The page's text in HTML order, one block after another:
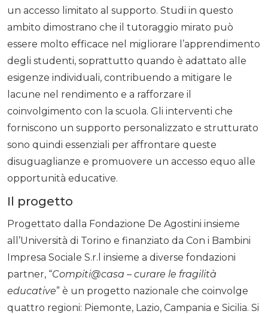
un accesso limitato al supporto. Studi in questo
ambito dimostrano che il tutoraggio mirato può
essere molto efficace nel migliorare l’apprendimento
degli studenti, soprattutto quando è adattato alle
esigenze individuali, contribuendo a mitigare le
lacune nel rendimento e a rafforzare il
coinvolgimento con la scuola. Gli interventi che
forniscono un supporto personalizzato e strutturato
sono quindi essenziali per affrontare queste
disuguaglianze e promuovere un accesso equo alle
opportunità educative.
Il progetto
Progettato dalla Fondazione De Agostini insieme
all’Università di Torino e finanziato da Con i Bambini
Impresa Sociale S.r.l insieme a diverse fondazioni
partner, “Compiti@casa – curare le fragilità
educative” è un progetto nazionale che coinvolge
quattro regioni: Piemonte, Lazio, Campania e Sicilia. Si